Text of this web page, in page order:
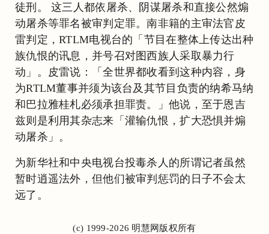
徒刑。 这三人都依屠杀、阴谋屠杀和直接公然煽
动屠杀等罪名被审判定罪。南非籍的主审法官皮
雷判定，RTLM电视台的「节目在整体上传达出种
族仇恨的讯息，并号召对图西族人采取暴力行
动」。皮雷说：「全世界都收看到这种内容，身
为RTLM董事并须为该台及其节目负责的纳希马纳
和巴拉雅桂札必须承担罪责。」他说，至于恩吉
兹则是利用其杂志来「灌输仇恨，扩大恐惧并煽
动屠杀」。
为新华社和中央电视台投毒杀人的所谓记者虽然
暂时逍遥法外，但他们被审判惩罚的日子不会太
远了。
(c) 1999-2026 明慧网版权所有